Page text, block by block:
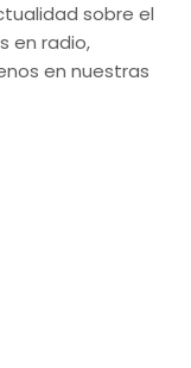
sobre el
en radio,
en nuestras